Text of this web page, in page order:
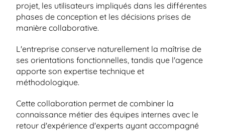
projet, les utilisateurs impliqués dans les différentes
phases de conception et les décisions prises de
manière collaborative.
L'entreprise conserve naturellement la maîtrise de
ses orientations fonctionnelles, tandis que l'agence
apporte son expertise technique et
méthodologique.
Cette collaboration permet de combiner la
connaissance métier des équipes internes avec le
retour d'expérience d'experts ayant accompagné